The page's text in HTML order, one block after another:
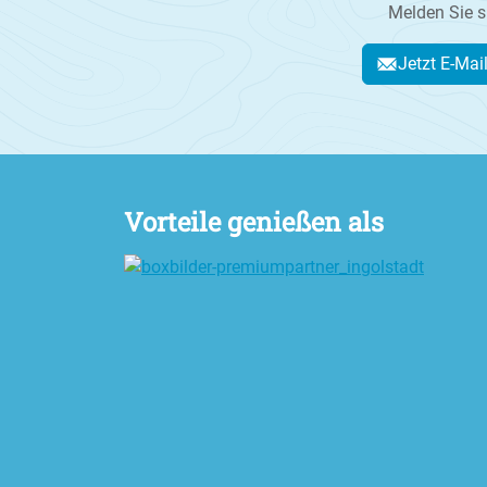
Melden Sie
Jetzt E-
Vorteile genießen als